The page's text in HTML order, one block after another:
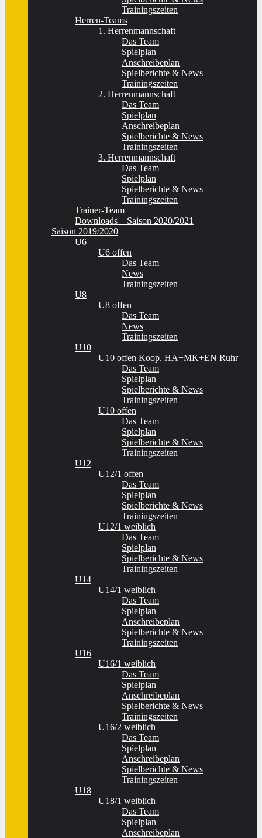
Trainingszeiten
Herren-Teams
1. Herrenmannschaft
Das Team
Spielplan
Anschreibeplan
Spielberichte & News
Trainingszeiten
2. Herrenmannschaft
Das Team
Spielplan
Anschreibeplan
Spielberichte & News
Trainingszeiten
3. Herrenmannschaft
Das Team
Spielplan
Spielberichte & News
Trainingszeiten
Trainer-Team
Downloads – Saison 2020/2021
Saison 2019/2020
U6
U6 offen
Das Team
News
Trainingszeiten
U8
U8 offen
Das Team
News
Trainingszeiten
U10
U10 offen Koop. HA+MK+EN Ruhr
Das Team
Spielplan
Spielberichte & News
Trainingszeiten
U10 offen
Das Team
Spielplan
Spielberichte & News
Trainingszeiten
U12
U12/1 offen
Das Team
Spielplan
Spielberichte & News
Trainingszeiten
U12/1 weiblich
Das Team
Spielplan
Spielberichte & News
Trainingszeiten
U14
U14/1 weiblich
Das Team
Spielplan
Anschreibeplan
Spielberichte & News
Trainingszeiten
U16
U16/1 weiblich
Das Team
Spielplan
Anschreibeplan
Spielberichte & News
Trainingszeiten
U16/2 weiblich
Das Team
Spielplan
Anschreibeplan
Spielberichte & News
Trainingszeiten
U18
U18/1 weiblich
Das Team
Spielplan
Anschreibeplan